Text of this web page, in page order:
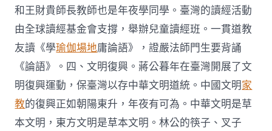
和王財貴師長教師也是年夜學同學。臺灣的讀經活動
由全球讀經基金會支撐，舉辦兒童讀經班。一貫道教
友讀《學瑜伽場地庸論語》，證嚴法師門生要背誦
《論語》。四、文明復興。蔣公暮年在臺灣開展了文
明復興運動，保臺灣以存中華文明道統。中國文明家
教的復興正如朝陽東升，年夜有可為。中華文明是草
本文明，東方文明是草本文明。林公的筷子、叉子